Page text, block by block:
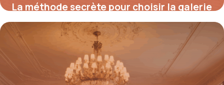
La méthode secrète pour choisir la galerie
de toit idéale pour votre Mercedes Vito et
booster votre productivité sofort